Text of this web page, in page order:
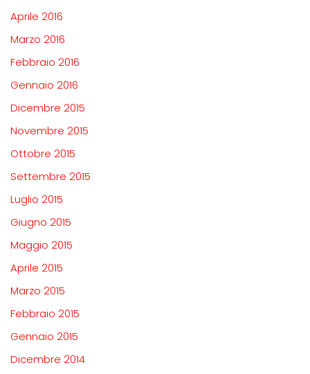
Aprile 2016
Marzo 2016
Febbraio 2016
Gennaio 2016
Dicembre 2015
Novembre 2015
Ottobre 2015
Settembre 2015
Luglio 2015
Giugno 2015
Maggio 2015
Aprile 2015
Marzo 2015
Febbraio 2015
Gennaio 2015
Dicembre 2014